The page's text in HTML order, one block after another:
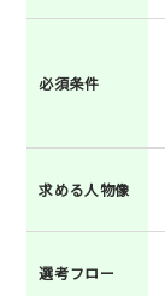
必須条件
求める人物像
選考フロー